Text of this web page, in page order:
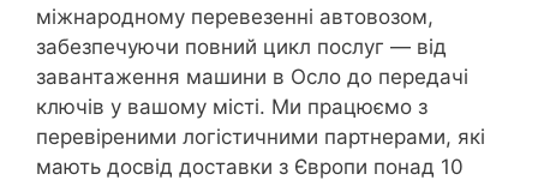
міжнародному перевезенні автовозом,
забезпечуючи повний цикл послуг — від
завантаження машини в Осло до передачі
ключів у вашому місті. Ми працюємо з
перевіреними логістичними партнерами, які
мають досвід доставки з Європи понад 10